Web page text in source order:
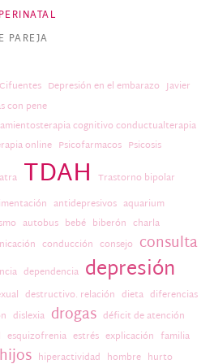
PAREJA
Cifuentes Depresión en el embarazo Javier
con pene
cognitivo conductualterapia
online Psicofarmacos Psicosis
TDAH Trastorno bipolar
antidepresivos aquarium
autobus bebé biberón charla
conducción consejo consulta
dependencia depresión
destructivo. relación dieta diferencias
dislexia drogas déficit de atención
esquizofrenia estrés explicación familia
hijos hiperactividad hombre hurto